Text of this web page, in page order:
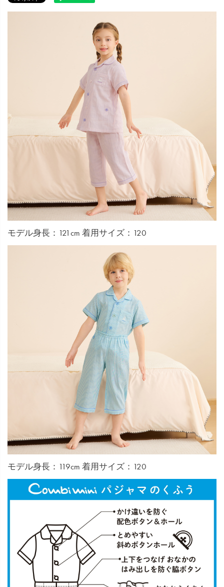
モデル身長：121cm 着用サイズ：120
モデル身長：119cm 着用サイズ：120